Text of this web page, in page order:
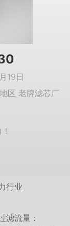
19日
区 老牌滤芯厂
行业
流量：